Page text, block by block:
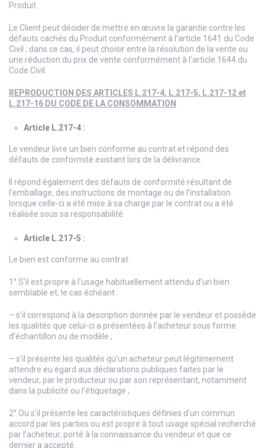
Produit.
Le Client peut décider de mettre en œuvre la garantie contre les
défauts cachés du Produit conformément à l’article 1641 du Code
Civil ; dans ce cas, il peut choisir entre la résolution de la vente ou
une réduction du prix de vente conformément à l’article 1644 du
Code Civil.
REPRODUCTION DES ARTICLES L.217-4, L.217-5, L.217-12 et
L.217-16 DU CODE DE LA CONSOMMATION
Article L.217-4 :
Le vendeur livre un bien conforme au contrat et répond des
défauts de conformité existant lors de la délivrance.
Il répond également des défauts de conformité résultant de
l’emballage, des instructions de montage ou de l’installation
lorsque celle-ci a été mise à sa charge par le contrat ou a été
réalisée sous sa responsabilité.
Article L.217-5 :
Le bien est conforme au contrat :
1° S’il est propre à l’usage habituellement attendu d’un bien
semblable et, le cas échéant :
– s’il correspond à la description donnée par le vendeur et possède
les qualités que celui-ci a présentées à l’acheteur sous forme
d’échantillon ou de modèle ;
– s’il présente les qualités qu’un acheteur peut légitimement
attendre eu égard aux déclarations publiques faites par le
vendeur, par le producteur ou par son représentant, notamment
dans la publicité ou l’étiquetage ;
2° Ou s’il présente les caractéristiques définies d’un commun
accord par les parties ou est propre à tout usage spécial recherché
par l’acheteur, porté à la connaissance du vendeur et que ce
dernier a accepté.